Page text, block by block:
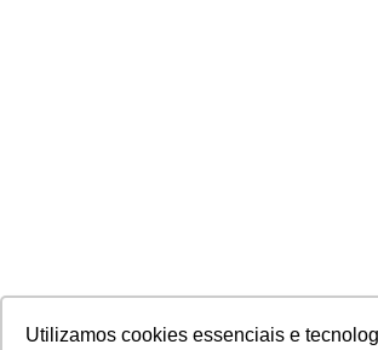
Utilizamos cookies essenciais e